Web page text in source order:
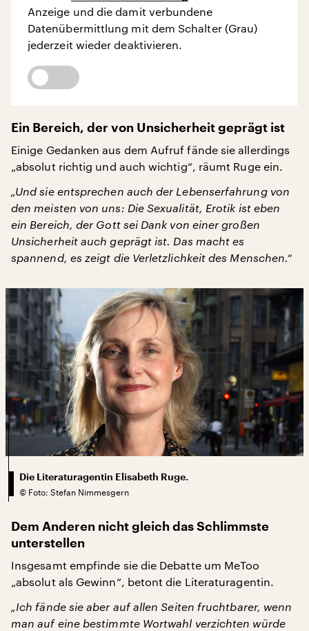
Anzeige und die damit verbundene
Datenübermittlung mit dem Schalter (Grau)
jederzeit wieder deaktivieren.
Ein Bereich, der von Unsicherheit geprägt ist
Einige Gedanken aus dem Aufruf fände sie allerdings
„absolut richtig und auch wichtig“, räumt Ruge ein.
„Und sie entsprechen auch der Lebenserfahrung von
den meisten von uns: Die Sexualität, Erotik ist eben
ein Bereich, der Gott sei Dank von einer großen
Unsicherheit auch geprägt ist. Das macht es
spannend, es zeigt die Verletzlichkeit des Menschen.“
Die Literaturagentin Elisabeth Ruge.
© Foto: Stefan Nimmesgern
Dem Anderen nicht gleich das Schlimmste
unterstellen
Insgesamt empfinde sie die Debatte um MeToo
„absolut als Gewinn“, betont die Literaturagentin.
„Ich fände sie aber auf allen Seiten fruchtbarer, wenn
man auf eine bestimmte Wortwahl verzichten würde